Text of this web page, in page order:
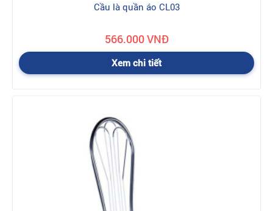
Cầu là quần áo CL03
566.000 VNĐ
Xem chi tiết